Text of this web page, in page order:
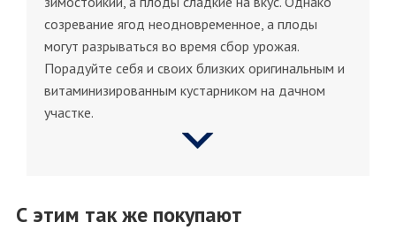
созревание ягод неодновременное, а плоды
могут разрываться во время сбор урожая.
Порадуйте себя и своих близких оригинальным и
витаминизированным кустарником на дачном
участке.
С этим так же покупают